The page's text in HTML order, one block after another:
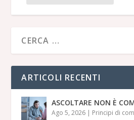
ARTICOLI RECENTI
ASCOLTARE NON È
Ago 5, 2026 | Principi di